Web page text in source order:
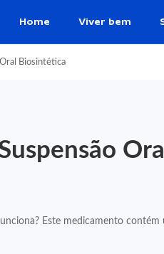
Home Viver bem
Biosintética
Oral
Este medicamento contém